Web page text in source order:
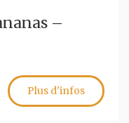
–
Plus d'infos